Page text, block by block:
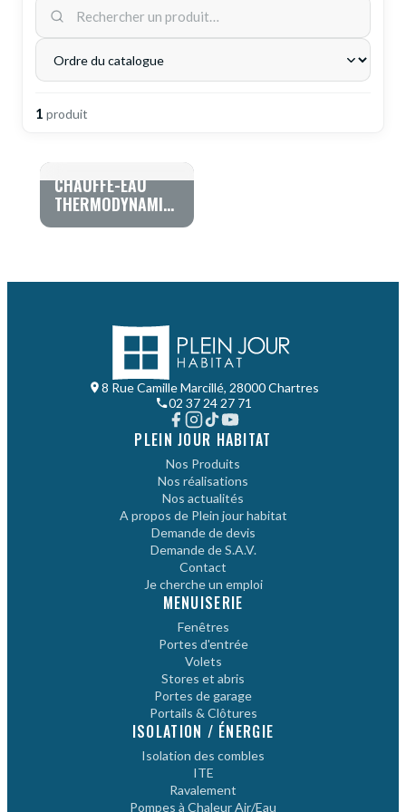
1 produit
CHAUFFE-EAU
THERMODYNAMIQUE
HITACHI YUTAMPO
8 Rue Camille Marcillé, 28000 Chartres
02 37 24 27 71
PLEIN JOUR HABITAT
Nos Produits
Nos réalisations
Nos actualités
A propos de Plein jour habitat
Demande de devis
Demande de S.A.V.
Contact
Je cherche un emploi
MENUISERIE
Fenêtres
Portes d'entrée
Volets
Stores et abris
Portes de garage
Portails & Clôtures
ISOLATION / ÉNERGIE
Isolation des combles
ITE
Ravalement
Pompes à Chaleur Air/Eau